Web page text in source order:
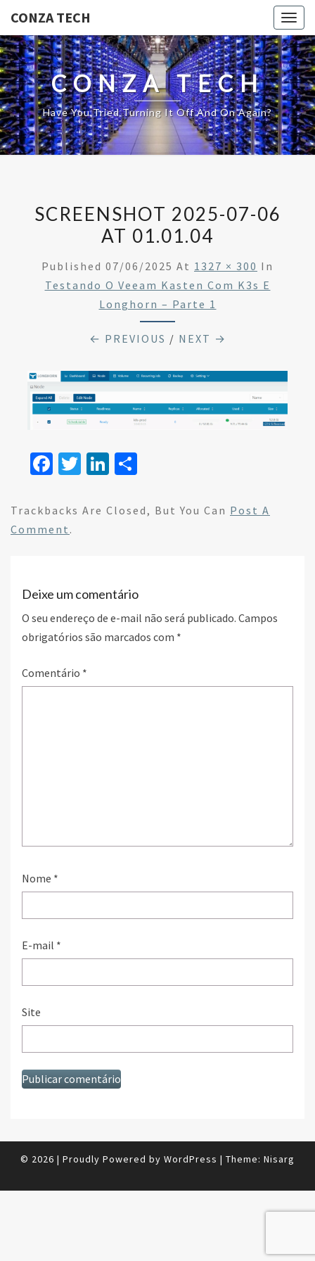
CONZA TECH
CONZA TECH
Have You Tried Turning It Off And On Again?
SCREENSHOT 2025-07-06
AT 01.01.04
Published 07/06/2025 At 1327 × 300 In
Testando O Veeam Kasten Com K3s E
Longhorn – Parte 1
← PREVIOUS / NEXT →
Fa
b
o
T
tt
Li
ke ar
Trackbacks Are Closed, But You Can Post A
Comment .
Deixe um comentário
O seu endereço de e-mail não será publicado. Campos
obrigatórios são marcados com *
Comentário *
Nome *
E-mail *
Site
© 2026 | Proudly Powered by WordPress | Theme: Nisarg